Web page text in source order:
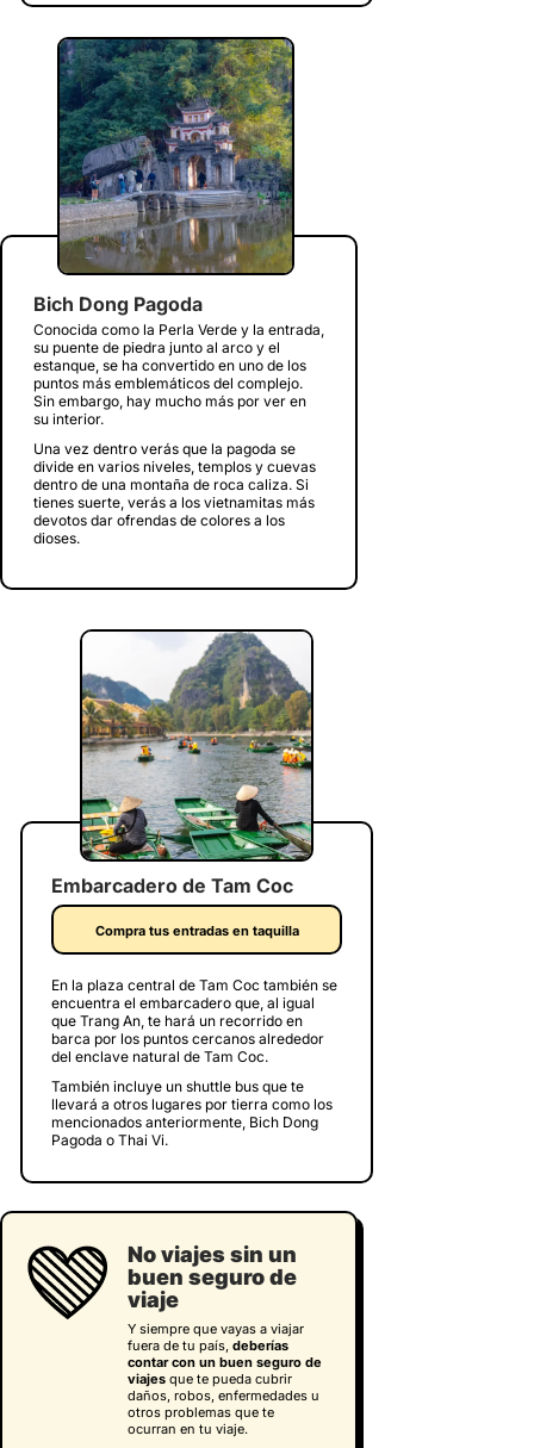
Bich Dong Pagoda
Conocida como la Perla Verde y la entrada,
su puente de piedra junto al arco y el
estanque, se ha convertido en uno de los
puntos más emblemáticos del complejo.
Sin embargo, hay mucho más por ver en
su interior.
Una vez dentro verás que la pagoda se
divide en varios niveles, templos y cuevas
dentro de una montaña de roca caliza. Si
tienes suerte, verás a los vietnamitas más
devotos dar ofrendas de colores a los
dioses.
Embarcadero de Tam Coc
Compra tus entradas en taquilla
En la plaza central de Tam Coc también se
encuentra el embarcadero que, al igual
que Trang An, te hará un recorrido en
barca por los puntos cercanos alrededor
del enclave natural de Tam Coc.
También incluye un shuttle bus que te
llevará a otros lugares por tierra como los
mencionados anteriormente, Bich Dong
Pagoda o Thai Vi.
No viajes sin un
buen seguro de
viaje
Y siempre que vayas a viajar
fuera de tu país, deberías
contar con un buen seguro de
viajesque te pueda cubrir
daños, robos, enfermedades u
otros problemas que te
ocurran en tu viaje.